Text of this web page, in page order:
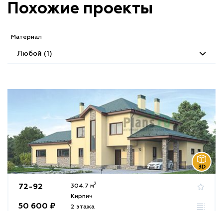
Похожие проекты
Материал
Любой (1)
72-92
50 600 ₽
304.7 м2
Кирпич
2 этажа